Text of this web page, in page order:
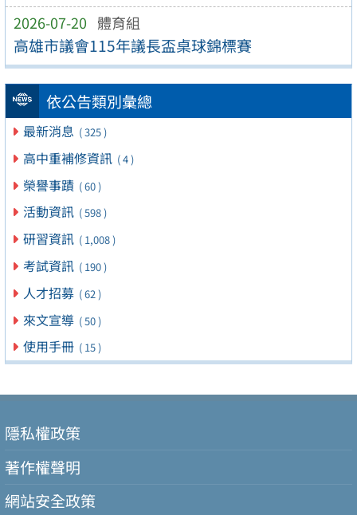
2026-07-20 體育組
高雄市議會115年議長盃桌球錦標賽
依公告類別彙總
最新消息 ( 325 )
高中重補修資訊 ( 4 )
榮譽事蹟 ( 60 )
活動資訊 ( 598 )
研習資訊 ( 1,008 )
考試資訊 ( 190 )
人才招募 ( 62 )
來文宣導 ( 50 )
使用手冊 ( 15 )
隱私權政策
著作權聲明
網站安全政策